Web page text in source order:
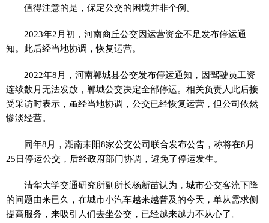
值得注意的是，保定公交的困境并非个例。
2023年2月初，河南商丘公交因运营资金不足发布停运通
知。此后经当地协调，恢复运营。
2022年8月，河南郸城县公交发布停运通知，因驾驶员工资
连续数月无法发放，郸城公交决定全部停运。相关负责人此后接
受采访时表示，虽经当地协调，公交已经恢复运营，但公司依然
惨淡经营。
同年8月，湖南耒阳8家公交公司联合发布公告，称将在8月
25日停运公交，后经政府部门协调，避免了停运发生。
清华大学交通研究所副所长杨新苗认为，城市公交客流下降
的问题由来已久，在城市小汽车越来越普及的今天，单从需求侧
提高服务，来吸引人们去坐公交，已经越来越力不从心了。